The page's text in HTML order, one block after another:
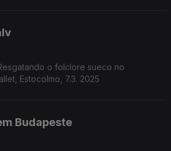
o folclore sueco no
Estocolmo, 7.3. 2025
Budapeste